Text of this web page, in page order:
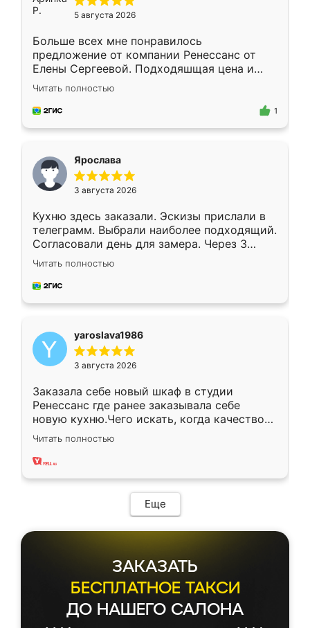
5 августа 2026
Больше всех мне понравилось
предложение от компании Ренессанс от
Елены Сергеевой. Подходяшщая цена и
короткие сроки изготовления. Приехавший
для замера сотрудник Владислав
предложил по моему эскизу самый
Читать полностью
1
Ярослава
3 августа 2026
Кухню здесь заказали. Эскизы прислали в
телеграмм. Выбрали наиболее подходящий.
Согласовали день для замера. Через 3
недели кухня была уже готова. Остались
довольны работой. Спасибо Ренессанс
мебель за качественную работу!
Читать полностью
yaroslava1986
3 августа 2026
Заказала себе новый шкаф в студии
Ренессанс где ранее заказывала себе
новую кухню.Чего искать, когда качеством
вполне довольна. Служит кухня уже почти
два года, нареканий нет.
Читать полностью
Еще
ЗАКАЗАТЬ
БЕСПЛАТНОЕ ТАКСИ
ДО НАШЕГО САЛОНА